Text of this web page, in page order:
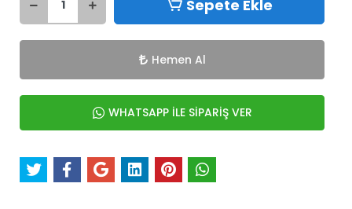
Sepete Ekle
Hemen Al
WHATSAPP İLE SİPARİŞ VER